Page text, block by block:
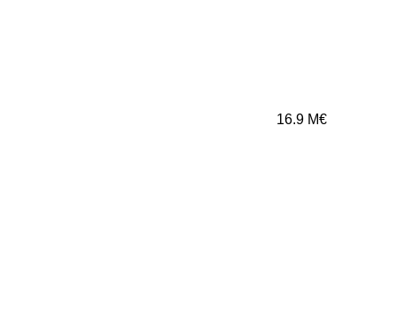
16.9 M€